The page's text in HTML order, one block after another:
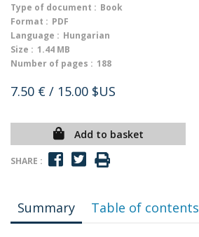
Type of document : Book
Format : PDF
Language : Hungarian
Size : 1.44 MB
Number of pages : 188
7.50 € / 15.00 $US
Add to basket
SHARE :
Summary Table of contents